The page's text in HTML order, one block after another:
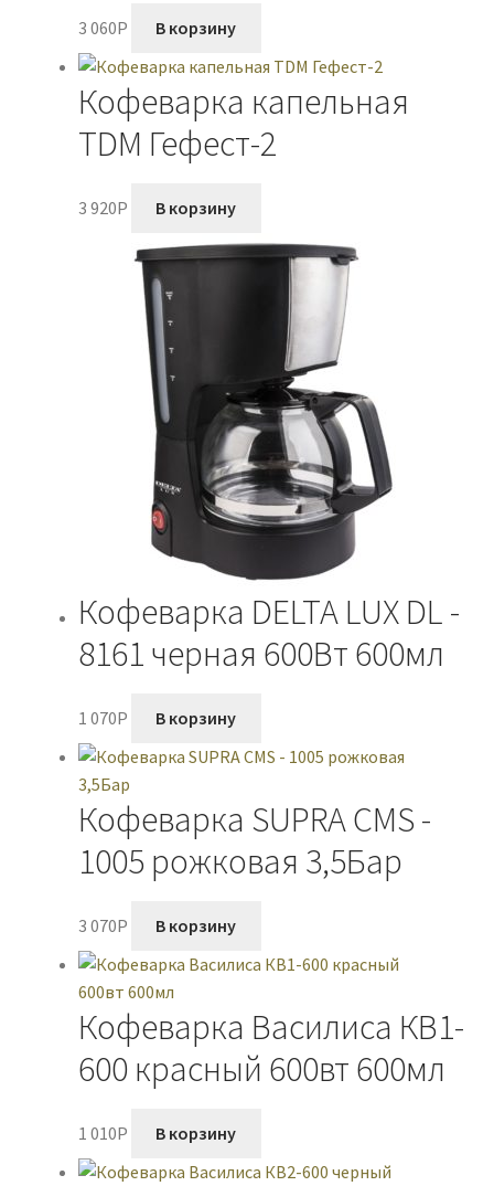
3 060P В корзину
Кофеварка капельная
TDM Гефест-2
3 920P В корзину
Кофеварка DELTA LUX DL -
8161 черная 600Вт 600мл
1 070P В корзину
Кофеварка SUPRA CMS -
1005 рожковая 3,5Бар
3 070P В корзину
Кофеварка Василиса КВ1-
600 красный 600вт 600мл
1 010P В корзину